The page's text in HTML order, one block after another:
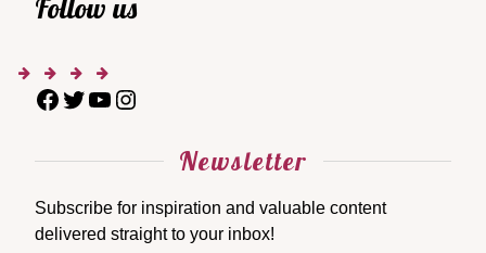
Follow us
Newsletter
Subscribe for inspiration and valuable content
delivered straight to your inbox!